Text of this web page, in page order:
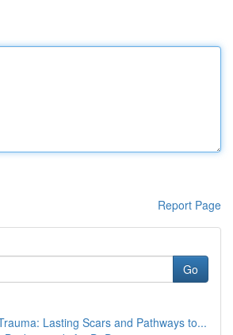
Report Page
Go
Lasting Scars and Pathways to...